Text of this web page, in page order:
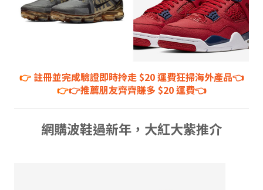
👉註冊並完成驗證即時拎走 $20 運費狂掃海外產品👈
👉👉推薦朋友齊齊賺多 $20 運費👈
網購波鞋過新年，大紅大紫推介